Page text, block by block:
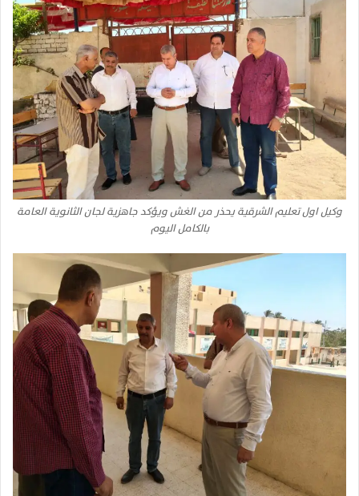
وكيل اول تعليم الشرقية يحذر من الغش ويؤكد جاهزية لجان الثانوية العامة
بالكامل اليوم